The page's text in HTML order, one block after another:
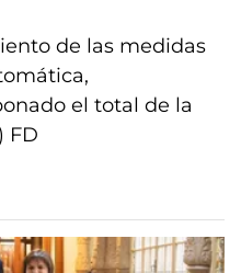
de las medidas
el total de la
FD